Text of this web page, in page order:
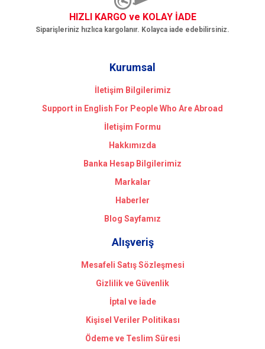
HIZLI KARGO ve KOLAY İADE
Siparişleriniz hızlıca kargolanır. Kolayca iade edebilirsiniz.
Kurumsal
İletişim Bilgilerimiz
Support in English For People Who Are Abroad
İletişim Formu
Hakkımızda
Banka Hesap Bilgilerimiz
Markalar
Haberler
Blog Sayfamız
Alışveriş
Mesafeli Satış Sözleşmesi
Gizlilik ve Güvenlik
İptal ve İade
Kişisel Veriler Politikası
Ödeme ve Teslim Süresi